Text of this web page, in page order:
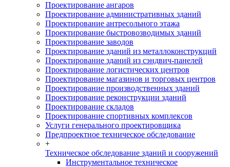
Проектирование ангаров
Проектирование административных зданий
Проектирование антресольного этажа
Проектирование быстровозводимых зданий
Проектирование заводов
Проектирование зданий из металлоконструкций
Проектирование зданий из сэндвич-панелей
Проектирование логистических центров
Проектирование магазинов и торговых центров
Проектирование производственных зданий
Проектирование реконструкции зданий
Проектирование складов
Проектирование спортивных комплексов
Услуги генерального проектировщика
Предпроектное техническое обследование
+
Техническое обследование зданий и сооружений
Инструментальное техническое